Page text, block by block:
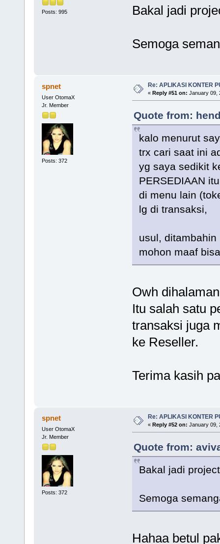
Posts: 995 Bakal jadi
Semoga
spnet
User OtomaX
Jr. Member
Posts: 372
Re: APLIKASI KONTER
« Reply #51 on: January 09,
Quote from:
kalo menurut
trx cari saat ini
yg saya sedikit
PERSEDIAAN
di menu lain
lg di transaksi,
usul,
mohon maaf
Owh
Itu salah satu
transaksi juga
ke Reseller.
Terima kasih
spnet
User OtomaX
Jr. Member
Posts: 372
Re: APLIKASI KONTER
« Reply #52 on: January 09,
Quote from:
Bakal jadi
Semoga
Hahaa betul